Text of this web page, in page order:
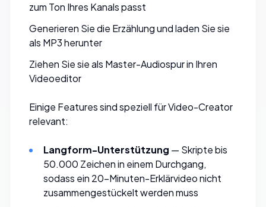
zum Ton Ihres Kanals passt
Generieren Sie die Erzählung und laden Sie sie
als MP3 herunter
Ziehen Sie sie als Master-Audiospur in Ihren
Videoeditor
Einige Features sind speziell für Video-Creator
relevant:
Langform-Unterstützung — Skripte bis
50.000 Zeichen in einem Durchgang,
sodass ein 20-Minuten-Erklärvideo nicht
zusammengestückelt werden muss